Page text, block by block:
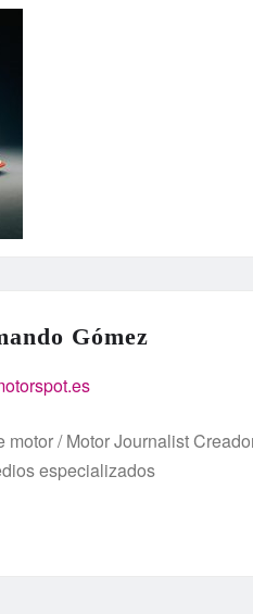
Gómez
motor / Motor Journalist
especializados